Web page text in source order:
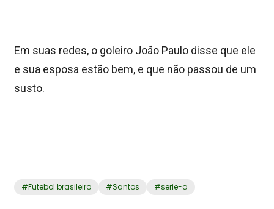
Em suas redes, o goleiro João Paulo disse que ele
e sua esposa estão bem, e que não passou de um
susto.
#Futebol brasileiro #Santos #serie-a